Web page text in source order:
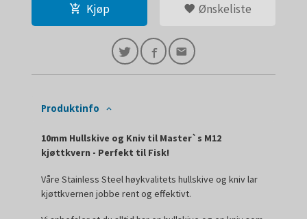
Kjøp Ønskeliste
Produktinfo
10mm Hullskive og Kniv til Master`s M12
kjøttkvern - Perfekt til Fisk!
Våre Stainless Steel høykvalitets hullskive og kniv lar
kjøttkvernen jobbe rent og effektivt.